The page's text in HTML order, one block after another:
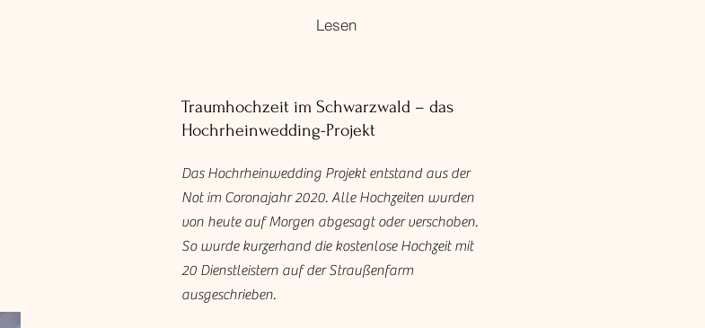
Lesen
Traumhochzeit im Schwarzwald – das
Hochrheinwedding-Projekt
Das Hochrheinwedding Projekt entstand aus der
Not im Coronajahr 2020. Alle Hochzeiten wurden
von heute auf Morgen abgesagt oder verschoben.
So wurde kurzerhand die kostenlose Hochzeit mit
20 Dienstleistern auf der Straußenfarm
ausgeschrieben.